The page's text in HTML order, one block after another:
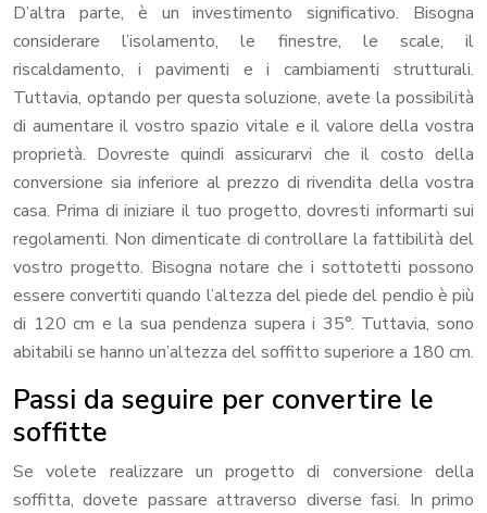
D’altra parte, è un investimento significativo. Bisogna
considerare l’isolamento, le finestre, le scale, il
riscaldamento, i pavimenti e i cambiamenti strutturali.
Tuttavia, optando per questa soluzione, avete la possibilità
di aumentare il vostro spazio vitale e il valore della vostra
proprietà. Dovreste quindi assicurarvi che il costo della
conversione sia inferiore al prezzo di rivendita della vostra
casa. Prima di iniziare il tuo progetto, dovresti informarti sui
regolamenti. Non dimenticate di controllare la fattibilità del
vostro progetto. Bisogna notare che i sottotetti possono
essere convertiti quando l’altezza del piede del pendio è più
di 120 cm e la sua pendenza supera i 35°. Tuttavia, sono
abitabili se hanno un’altezza del soffitto superiore a 180 cm.
Passi da seguire per convertire le
soffitte
Se volete realizzare un progetto di conversione della
soffitta, dovete passare attraverso diverse fasi. In primo